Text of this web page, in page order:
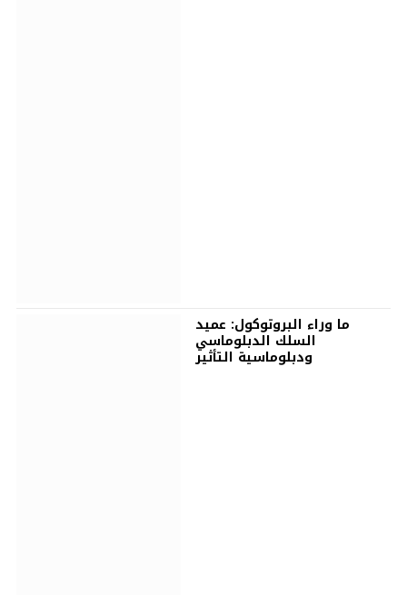
ما وراء البروتوكول: عميد
السلك الدبلوماسي
ودبلوماسية التأثير